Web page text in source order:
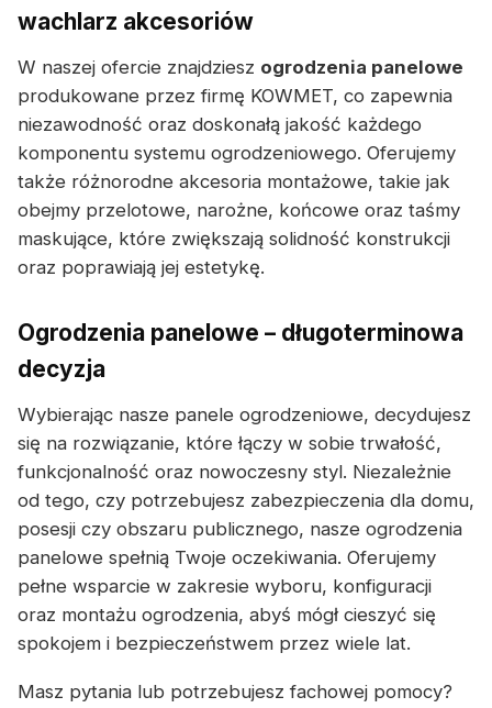
wachlarz akcesoriów
W naszej ofercie znajdziesz ogrodzenia panelowe
produkowane przez firmę KOWMET, co zapewnia
niezawodność oraz doskonałą jakość każdego
komponentu systemu ogrodzeniowego. Oferujemy
także różnorodne akcesoria montażowe, takie jak
obejmy przelotowe, narożne, końcowe oraz taśmy
maskujące, które zwiększają solidność konstrukcji
oraz poprawiają jej estetykę.
Ogrodzenia panelowe – długoterminowa
decyzja
Wybierając nasze panele ogrodzeniowe, decydujesz
się na rozwiązanie, które łączy w sobie trwałość,
funkcjonalność oraz nowoczesny styl. Niezależnie
od tego, czy potrzebujesz zabezpieczenia dla domu,
posesji czy obszaru publicznego, nasze ogrodzenia
panelowe spełnią Twoje oczekiwania. Oferujemy
pełne wsparcie w zakresie wyboru, konfiguracji
oraz montażu ogrodzenia, abyś mógł cieszyć się
spokojem i bezpieczeństwem przez wiele lat.
Masz pytania lub potrzebujesz fachowej pomocy?